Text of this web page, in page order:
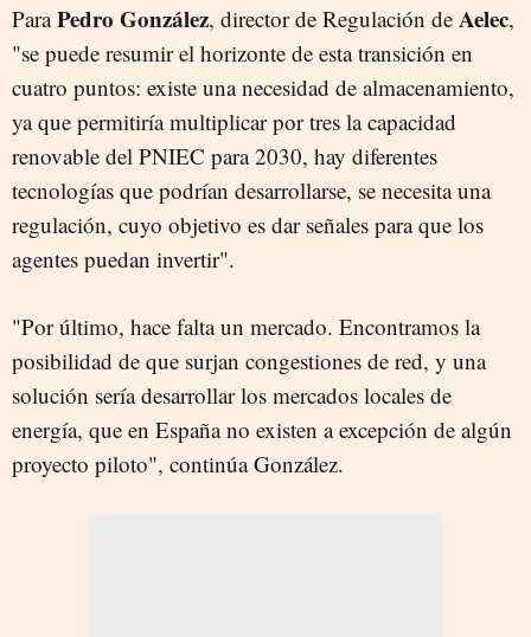
ParaPedro González, director de Regulación de Aelec,
"se puede resumir el horizonte de esta transición en
cuatro puntos: existe una necesidad de almacenamiento,
ya que permitiría multiplicar por tres la capacidad
renovable del PNIEC para 2030, hay diferentes
tecnologías que podrían desarrollarse, se necesita una
regulación, cuyo objetivo es dar señales para que los
agentes puedan invertir".
"Por último, hace falta un mercado. Encontramos la
posibilidad de que surjan congestiones de red, y una
solución sería desarrollar los mercados locales de
energía, que en España no existen a excepción de algún
proyecto piloto", continúa González.